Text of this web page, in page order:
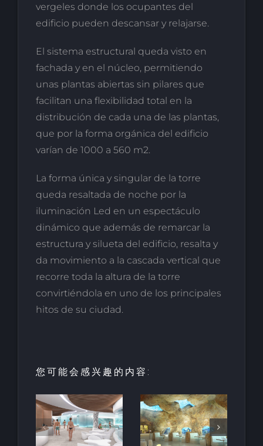
vergeles donde los ocupantes del
edificio pueden descansar y relajarse.
El sistema estructural queda visto en
fachada y en el núcleo, permitiendo
unas plantas abiertas sin pilares que
facilitan una flexibilidad total en la
distribución de cada una de las plantas,
que por la forma orgánica del edificio
varían de 1000 a 560 m2.
La forma única y singular de la torre
queda resaltada de noche por la
iluminación Led en un espectáculo
dinámico que además de remarcar la
estructura y silueta del edificio, resalta y
da movimiento a la cascada vertical que
recorre toda la altura de la torre
convirtiéndola en uno de los principales
hitos de su ciudad.
您可能会感兴趣的内容:
用于亲水建
筑的室内人
造岩石
天然梯田泳
池